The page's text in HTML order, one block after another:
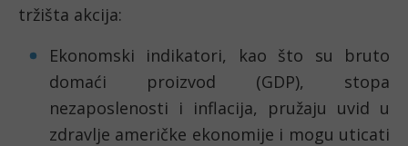
tržišta akcija:
Ekonomski indikatori, kao što su bruto
domaći proizvod (GDP), stopa
nezaposlenosti i inflacija, pružaju uvid u
zdravlje američke ekonomije i mogu uticati